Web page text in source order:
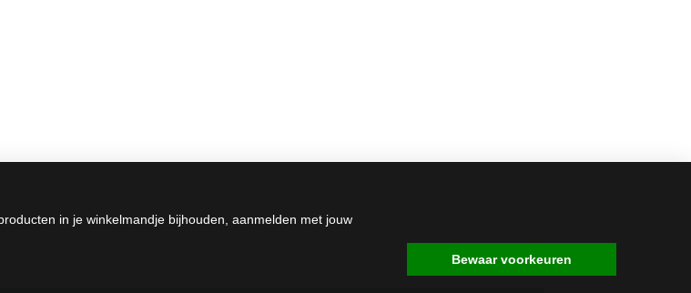
in je winkelmandje bijhouden, aanmelden met jouw
Bewaar voorkeuren